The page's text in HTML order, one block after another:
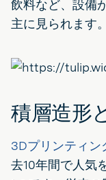
飲料など、設備
主に見られます。
積層造形
3Dプリンティン
去10年間で人気